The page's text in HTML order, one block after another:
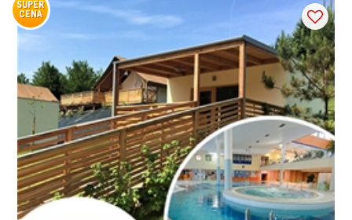
SUPER
CENA